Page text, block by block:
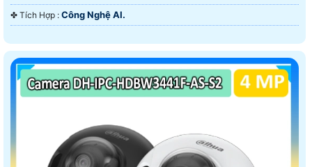
️✤ Tích Hợp : Công Nghệ AI.